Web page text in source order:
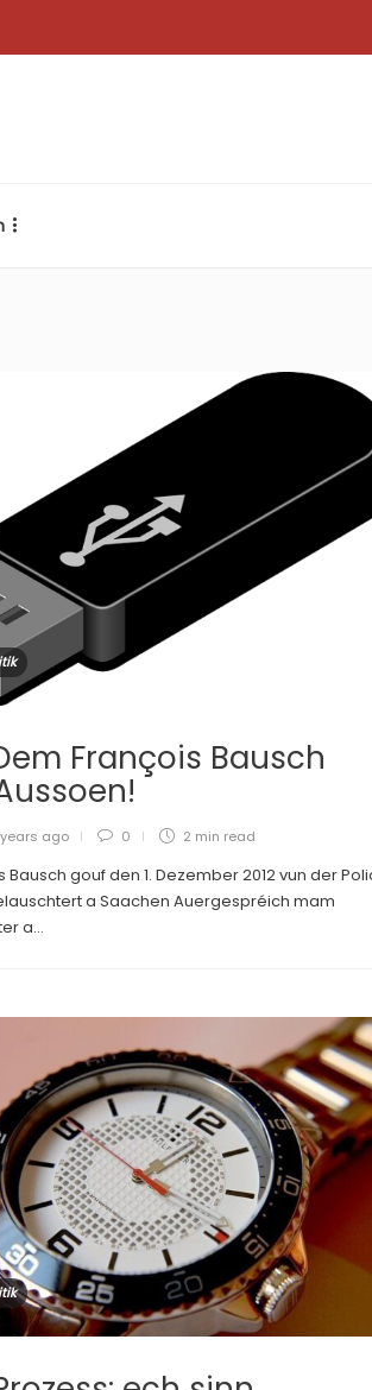
Dem François Bausch
ago 0 2 min read
Bausch gouf den 1. Dezember 2012 vun der
a Saachen Auergespréich mam
a...